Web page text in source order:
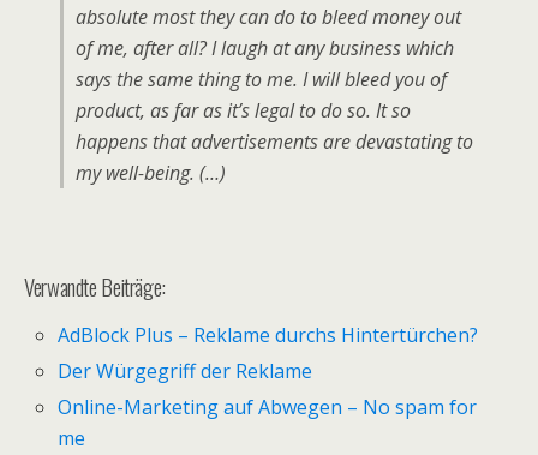
absolute most they can do to bleed money out
of me, after all? I laugh at any business which
says the same thing to me. I will bleed you of
product, as far as it’s legal to do so. It so
happens that advertisements are devastating to
my well-being. (…)
Verwandte Beiträge:
AdBlock Plus – Reklame durchs Hintertürchen?
Der Würgegriff der Reklame
Online-Marketing auf Abwegen – No spam for
me